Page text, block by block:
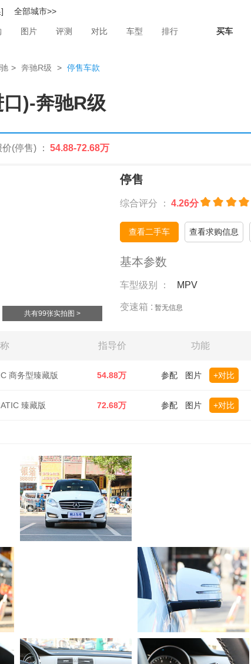
全部城市>>
图片 评测 对比 车型 排行 买车
> 奔驰R级 > 停售车款
)-奔驰R级
(停售) ： 54.88-72.68万
共有99张实拍图 >
停售
综合评分 ： 4.26分
查看二手车 查看求购信息
基本参数
车型级别 ： MPV
变速箱 : 暂无信息
指导价 功能
商务型臻藏版 54.88万 参配 图片 +对比
臻藏版 72.68万 参配 图片 +对比